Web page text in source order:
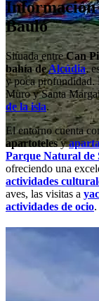
Información
Bauló
Situada entreCan
bahía deAlcúdia,
y poca profundidad.
Muro y Santa
de la isla.
El entorno cuenta
apartotelesy
Parque Natural de
ofreciendo una
actividades
aves, las visitas a
actividades de ocio.